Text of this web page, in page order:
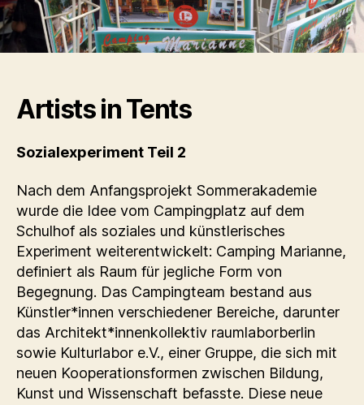
Artists in Tents
Sozialexperiment Teil 2
Nach dem Anfangsprojekt Sommerakademie
wurde die Idee vom Campingplatz auf dem
Schulhof als soziales und künstlerisches
Experiment weiterentwickelt: Camping Marianne,
definiert als Raum für jegliche Form von
Begegnung. Das Campingteam bestand aus
Künstler*innen verschiedener Bereiche, darunter
das Architekt*innenkollektiv raumlaborberlin
sowie Kulturlabor e.V., einer Gruppe, die sich mit
neuen Kooperationsformen zwischen Bildung,
Kunst und Wissenschaft befasste. Diese neue